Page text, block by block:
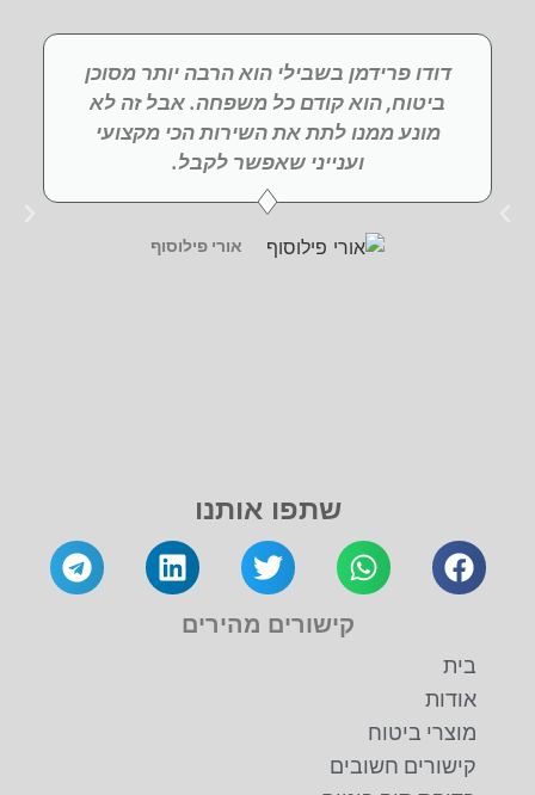
דודו פרידמן בשבילי הוא הרבה יותר מסוכן
ביטוח, הוא קודם כל משפחה. אבל זה לא
מונע ממנו לתת את השירות הכי מקצועי
וענייני שאפשר לקבל.
אורי פילוסוף
שתפו אותנו
קישורים מהירים
בית
אודות
מוצרי ביטוח
קישורים חשובים